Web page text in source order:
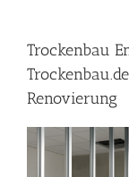
Trockenbau
Renovierung